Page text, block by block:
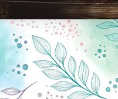
в Чернігові: політика, економіка, аналітика, культура, відеоновини, екологія, спортивний Чернігів, туризм, Чернігів